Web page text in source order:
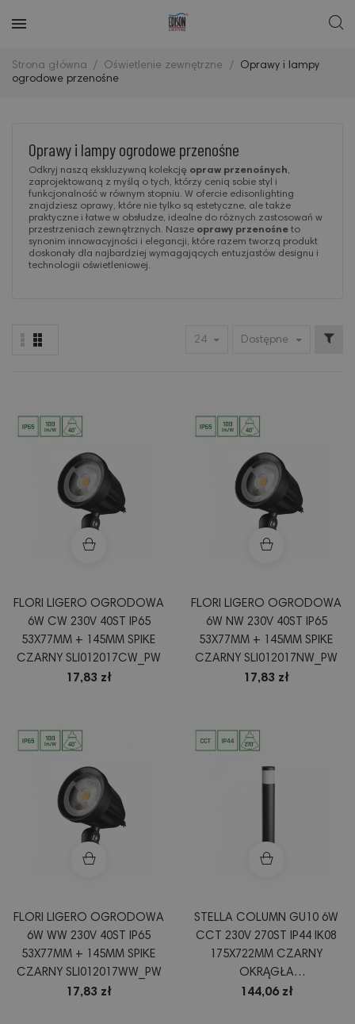
Strona główna Oświetlenie zewnętrzne
Oprawy i lampy
ogrodowe przenośne
Oprawy i lampy ogrodowe przenośne
Odkryj naszą ekskluzywną kolekcję opraw przenośnych,
zaprojektowaną z myślą o tych, którzy cenią sobie styl i
funkcjonalność w równym stopniu. W ofercie edisonlighting
znajdziesz oprawy, które nie tylko są estetyczne, ale także
praktyczne i łatwe w obsłudze, idealne do różnych zastosowań w
przestrzeniach zewnętrznych. Nasze oprawy przenośne to
synonim innowacyjności i elegancji, które razem tworzą produkt
doskonały dla najbardziej wymagających entuzjastów designu i
technologii oświetleniowej.
24 Dostępne
FLORI LIGERO OGRODOWA
6W CW 230V 40ST IP65
53X77MM + 145MM SPIKE
CZARNY SLI012017CW_PW
17,83 zł
FLORI LIGERO OGRODOWA
6W NW 230V 40ST IP65
53X77MM + 145MM SPIKE
CZARNY SLI012017NW_PW
17,83 zł
FLORI LIGERO OGRODOWA
6W WW 230V 40ST IP65
53X77MM + 145MM SPIKE
CZARNY SLI012017WW_PW
17,83 zł
STELLA COLUMN GU10 6W
CCT 230V 270ST IP44 IK08
175X722MM CZARNY
OKRĄGŁA
SLI003053CCT_PW
144,06 zł